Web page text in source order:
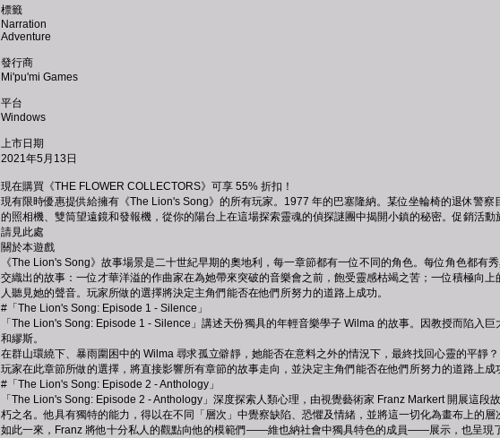
標籤
Narration
Adventure
發行商
Mi'pu'mi Games
平台
Windows
上市日期
2021年5月13日
現在購買《THE FLOWER COLLECTORS》可享 55% 折扣！
現有限時優惠提供給擁有《The Lion's Song》的所有玩家。1977 年的巴塞隆納。某位坐輪椅的退休警
的照相機、雙筒望遠鏡和發報機，從你的陽台上在這場探索靈魂的偵探謎團中揭開小鎮的秘密。促銷活動
請見此處
關於本遊戲
《The Lion's Song》故事場景是二十世紀早期的奧地利，每一章節都有一位不同的角色。每位角色都
交織出的故事：一位才華洋溢的作曲家在為她帶來突破的音樂會之前，飽受靈感枯竭之苦；一位積極向
人聽見她的聲音。玩家所做的選擇將決定主角們能否在他們所努力的道路上成功。
#「The Lion's Song: Episode 1 - Silence」
「The Lion's Song: Episode 1 - Silence」講述天份獨具的年輕音樂學子 Wilma 的故事。因教授而陷入
和繆斯。
在群山環繞下、暴雨圍困中的 Wilma 尋求孤立僻靜，她能否在意料之外的情況下，最終找回心靈的平靜？
玩家在此章節所做的選擇，將直接影響所有章節的故事走向，並決定主角們能否在他們所努力的道路上成
#「The Lion's Song: Episode 2 - Anthology」
「The Lion's Song: Episode 2 - Anthology」深度探索人類心理，由視覺藝術家 Franz Markert 開展這
朽之名。他具有獨特的能力，得以在不同「層次」中覺察缺陷、恐懼及情緒，並將這一切化為畫布上的層
如此一來，Franz 將他十分私人的觀點向他的模範們——維也納社會中獨具特色的成員——展示，也呈現